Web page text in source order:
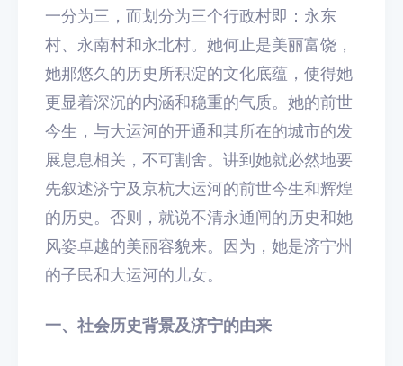
一分为三，而划分为三个行政村即：永东
村、永南村和永北村。她何止是美丽富饶，
她那悠久的历史所积淀的文化底蕴，使得她
更显着深沉的内涵和稳重的气质。她的前世
今生，与大运河的开通和其所在的城市的发
展息息相关，不可割舍。讲到她就必然地要
先叙述济宁及京杭大运河的前世今生和辉煌
的历史。否则，就说不清永通闸的历史和她
风姿卓越的美丽容貌来。因为，她是济宁州
的子民和大运河的儿女。
一、社会历史背景及济宁的由来